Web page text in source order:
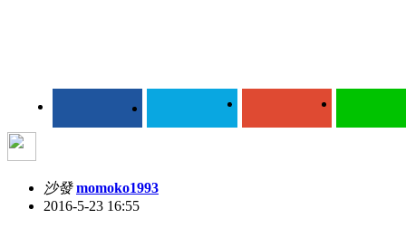
沙發 momoko1993
2016-5-23 16:55